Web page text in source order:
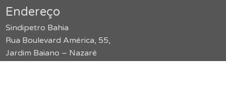
Endereço
Sindipetro Bahia
Rua Boulevard América, 55,
Jardim Baiano – Nazaré